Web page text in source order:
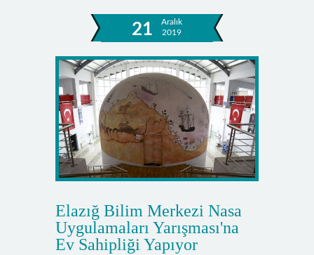
21
Aralık
2019
Elazığ Bilim Merkezi Nasa
Uygulamaları Yarışması'na
Ev Sahipliği Yapıyor